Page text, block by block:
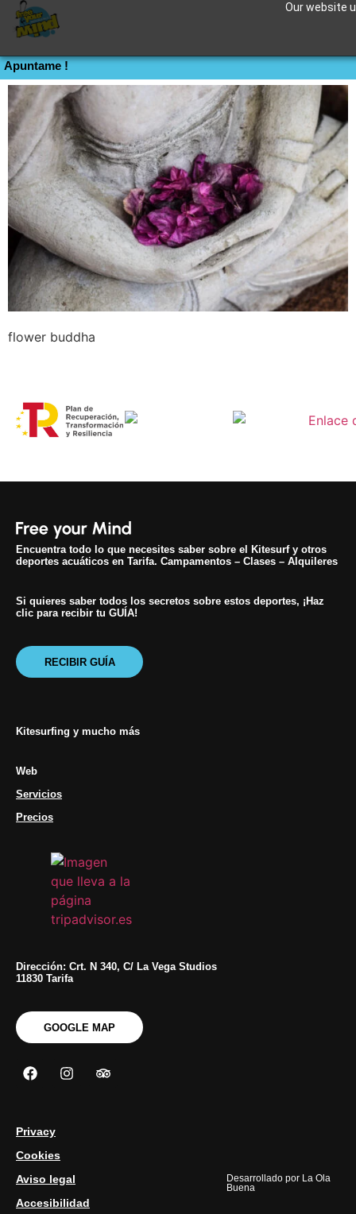
Our website
Apuntame !
Yoga buddha
flower buddha
Encuentra todo lo que necesites saber sobre el Kitesurf y otros
deportes acuáticos en Tarifa. Campamentos – Clases – Alquileres
Si quieres saber todos los secretos sobre estos deportes, ¡Haz
clic para recibir tu GUÍA!
RECIBIR GUÍA
Kitesurfing y mucho más
Web
Servicios
Precios
Dirección: Crt. N 340, C/ La Vega Studios
11830 Tarifa
GOOGLE MAP
Privacy
Cookies
Aviso legal
Accesibilidad
Desarrollado por La Ola
Buena